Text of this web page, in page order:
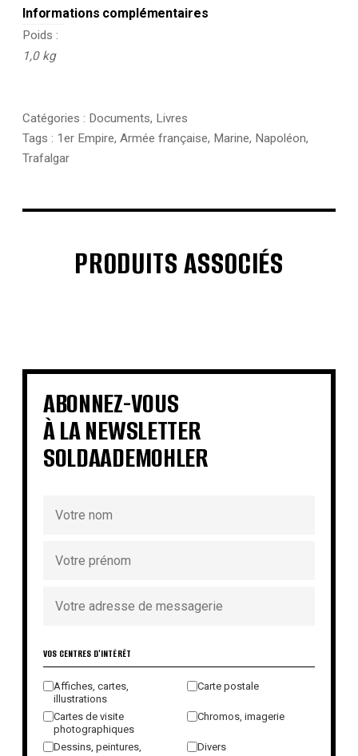
Informations complémentaires
Poids
1,0 kg
Catégories : Documents, Livres
Tags : 1er Empire, Armée française, Marine, Napoléon,
Trafalgar
PRODUITS ASSOCIÉS
ABONNEZ-VOUS
À LA NEWSLETTER
SOLDAADEMOHLER
VOS CENTRES D'INTÉRÊT
Affiches, cartes,
illustrations
Carte postale
Cartes de visite
photographiques
Chromos, imagerie
Dessins, peintures,
Divers